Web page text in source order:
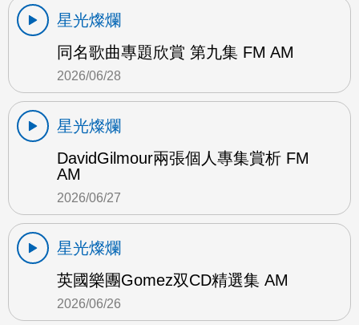
星光燦爛
同名歌曲專題欣賞 第九集 FM AM
2026/06/28
星光燦爛
DavidGilmour兩張個人專集賞析 FM
AM
2026/06/27
星光燦爛
英國樂團Gomez双CD精選集 AM
2026/06/26